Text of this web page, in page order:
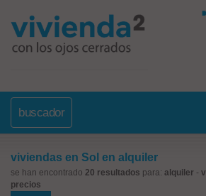
buscador
viviendas en Sol en alquiler
se han encontrado 20 resultados para: alquiler -
precios